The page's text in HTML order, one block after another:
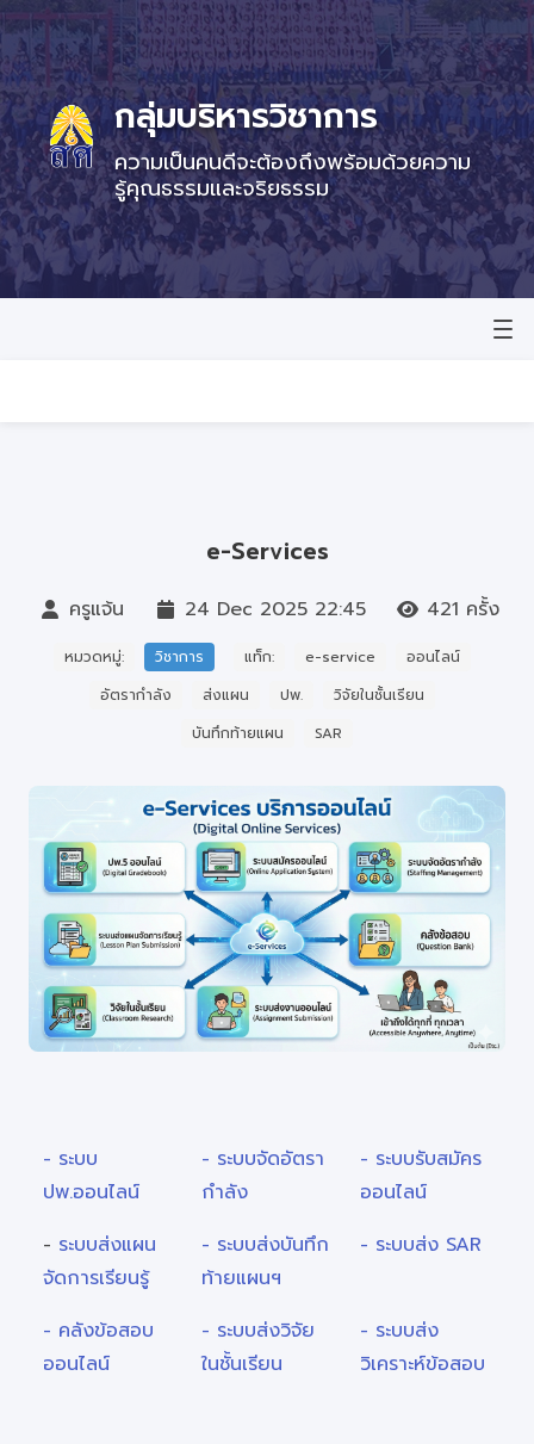
กลุ่มบริหารวิชาการ
ความเป็นคนดีจะต้องถึงพร้อมด้วยความ
รู้คุณธรรมและจริยธรรม
e-Services
ครูแจ้น 24 Dec 2025 22:45 421 ครั้ง
หมวดหมู่: วิชาการ แท็ก: e-service
ออนไลน์
อัตรากำลัง
ส่งแผน ปพ.
วิจัยในชั้นเรียน
บันทึกท้ายแผน
SAR
- ระบบ
ปพ.ออนไลน์
- ระบบจัดอัตรา
กำลัง
- ระบบรับสมัคร
ออนไลน์
- ระบบส่งแผน
จัดการเรียนรู้
- ระบบส่งบันทึก
ท้ายแผนฯ
- ระบบส่ง SAR
- คลังข้อสอบ
ออนไลน์
- ระบบส่งวิจัย
ในชั้นเรียน
- ระบบส่ง
วิเคราะห์ข้อสอบ